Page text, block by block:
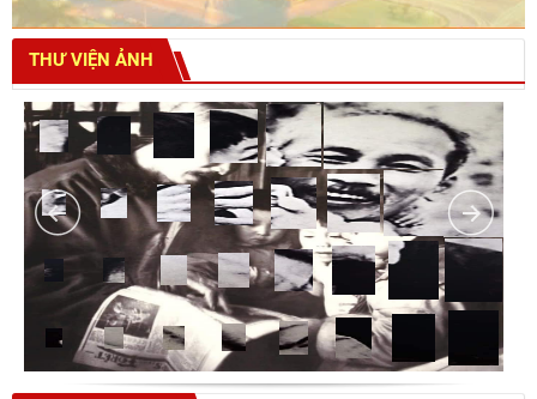
THƯ VIỆN ẢNH